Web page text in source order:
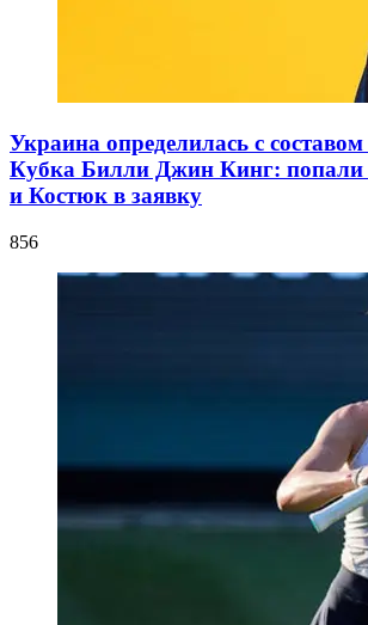
Украина определилась с
Кубка Билли Джин Кинг: попали
и Костюк в заявку
856